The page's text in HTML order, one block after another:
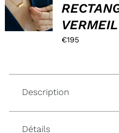
MON
PANIER !
/
DÉTAILS
VERMEIL
€195
Description
Détails